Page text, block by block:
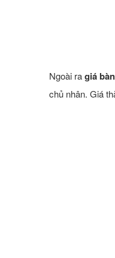
Ngoài ragiá
chủ nhân. Giá